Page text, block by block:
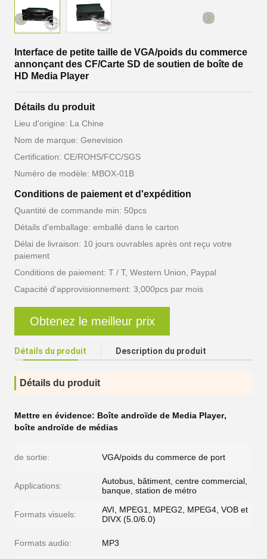
Interface de petite taille de VGA/poids du commerce
annonçant des CF/Carte SD de soutien de boîte de
HD Media Player
Détails du produit
Lieu d'origine: La Chine
Nom de marque: Genevision
Certification: CE/ROHS/FCC/SGS
Numéro de modèle: MBOX-01B
Conditions de paiement et d'expédition
Quantité de commande min: 50pcs
Détails d'emballage: emballé dans le carton
Délai de livraison: 10 jours ouvrables après ont reçu votre
paiement
Conditions de paiement: T / T, Western Union, Paypal
Capacité d'approvisionnement: 3,000pcs par mois
Obtenez le meilleur prix
Détails du produit Description du produit
Détails du produit
Mettre en évidence: Boîte androïde de Media Player,
boîte androïde de médias
de sortie: VGA/poids du commerce de port
Applications:
Autobus, bâtiment, centre commercial,
banque, station de métro
Formats visuels:
AVI, MPEG1, MPEG2, MPEG4, VOB et
DIVX (5.0/6.0)
Formats audio: MP3